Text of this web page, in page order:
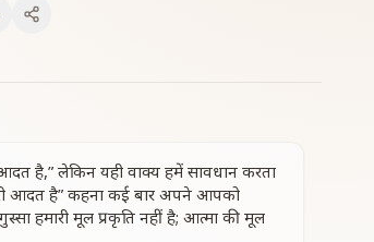
है,” लेकिन यही वाक्य हमें सावधान करता
आदत है” कहना कई बार अपने आपको
हमारी मूल प्रकृति नहीं है; आत्मा की मूल